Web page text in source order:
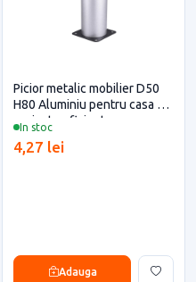
In stoc
Picior metalic mobilier D50
H80 Aluminiu pentru casa si
proiecte eficiente
4,27 lei
Adauga